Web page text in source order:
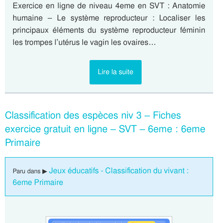
Exercice en ligne de niveau 4eme en SVT : Anatomie
humaine – Le système reproducteur : Localiser les
principaux éléments du système reproducteur féminin
les trompes l’utérus le vagin les ovaires…
Lire la suite
Classification des espèces niv 3 – Fiches
exercice gratuit en ligne – SVT – 6eme : 6eme
Primaire
Paru dans ▶ Jeux éducatifs - Classification du vivant :
6eme Primaire